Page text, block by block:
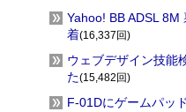
Yahoo! BB ADSL 8M
着(16,337回)
ウェブデザイン技能
た(15,482回)
F-01Dにゲームパッ